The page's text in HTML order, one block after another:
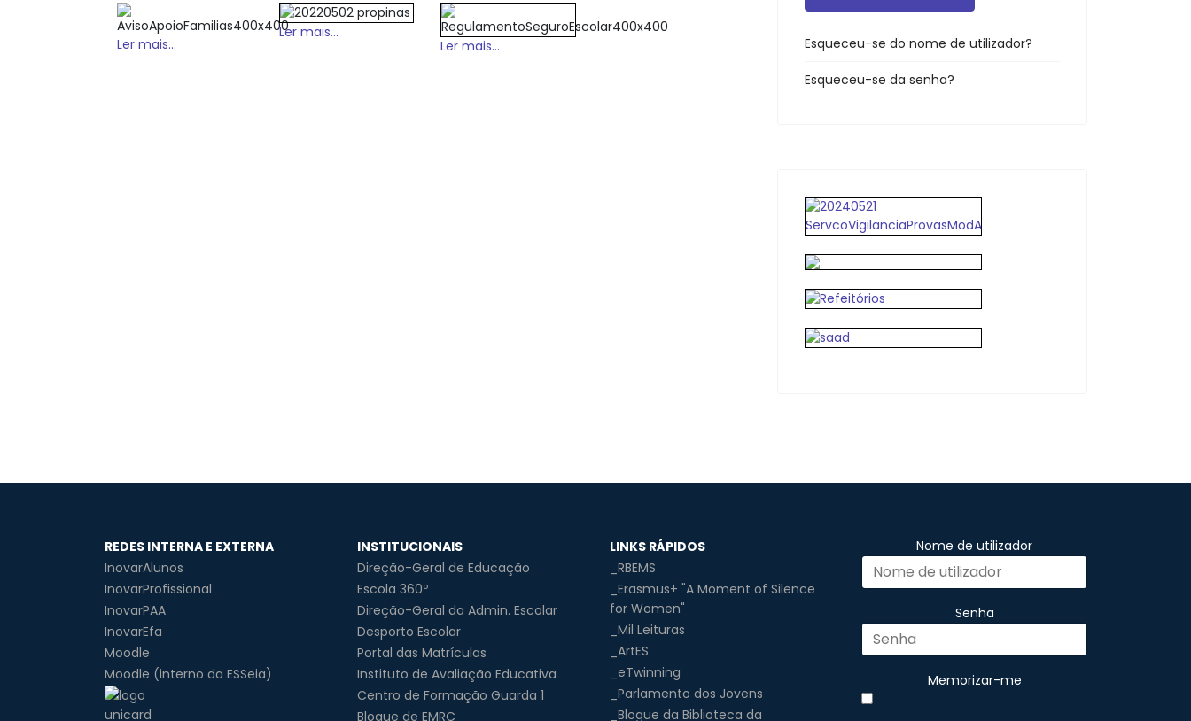
Ler mais...
Ler mais...
Ler mais...
Esqueceu-se do nome de utilizador?
Esqueceu-se da senha?
REDES INTERNA E EXTERNA
InovarAlunos
InovarProfissional
InovarPAA
InovarEfa
Moodle
Moodle (interno da ESSeia)
INSTITUCIONAIS
Direção-Geral de Educação
Escola 360º
Direção-Geral da Admin. Escolar
Desporto Escolar
Portal das Matrículas
Instituto de Avaliação Educativa
Centro de Formação Guarda 1
Blogue de EMRC
LINKS RÁPIDOS
_RBEMS
_Erasmus+ "A Moment of Silence
for Women"
_Mil Leituras
_ArtES
_eTwinning
_Parlamento dos Jovens
_Blogue da Biblioteca da
Nome de utilizador
Senha
Memorizar-me